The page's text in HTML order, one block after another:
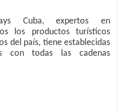
Cuba, expertos en
los productos turísticos
del país, tiene establecidas
con todas las cadenas